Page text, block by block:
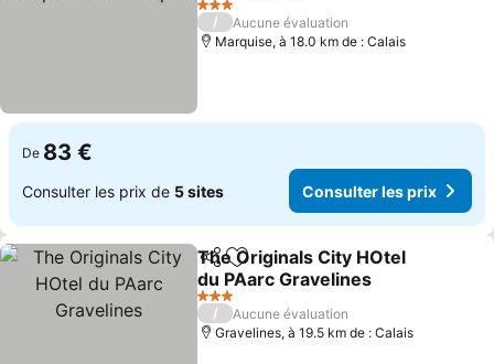
3 Étoiles
/
Aucune évaluation
Marquise, à 18.0 km de : Calais
De 83 €
Consulter les prix de 5 sites Consulter les prix
PartagerAjouter à mes favoris
The Originals City HOtel
du PAarc Gravelines
3 Étoiles
/
Aucune évaluation
Gravelines, à 19.5 km de : Calais